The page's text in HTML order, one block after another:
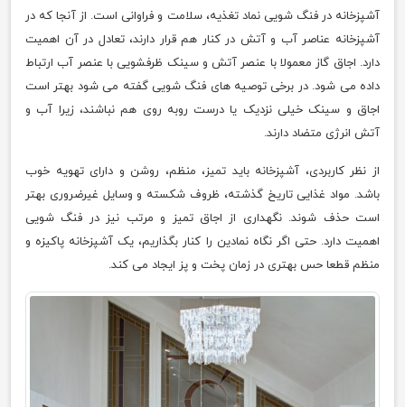
آشپزخانه در فنگ شویی نماد تغذیه، سلامت و فراوانی است. از آنجا که در
آشپزخانه عناصر آب و آتش در کنار هم قرار دارند، تعادل در آن اهمیت
دارد. اجاق گاز معمولا با عنصر آتش و سینک ظرفشویی با عنصر آب ارتباط
داده می شود. در برخی توصیه های فنگ شویی گفته می شود بهتر است
اجاق و سینک خیلی نزدیک یا درست روبه روی هم نباشند، زیرا آب و
آتش انرژی متضاد دارند.
از نظر کاربردی، آشپزخانه باید تمیز، منظم، روشن و دارای تهویه خوب
باشد. مواد غذایی تاریخ گذشته، ظروف شکسته و وسایل غیرضروری بهتر
است حذف شوند. نگهداری از اجاق تمیز و مرتب نیز در فنگ شویی
اهمیت دارد. حتی اگر نگاه نمادین را کنار بگذاریم، یک آشپزخانه پاکیزه و
منظم قطعا حس بهتری در زمان پخت و پز ایجاد می کند.